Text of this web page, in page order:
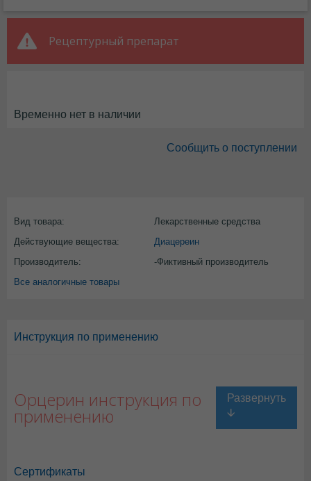
Рецептурный препарат
Временно нет в наличии
Сообщить о поступлении
Вид товара:
Лекарственные средства
Действующие вещества:
Диацереин
Производитель:
-Фиктивный производитель
Все аналогичные товары
Инструкция по применению
Орцерин инструкция по
применению
Сертификаты